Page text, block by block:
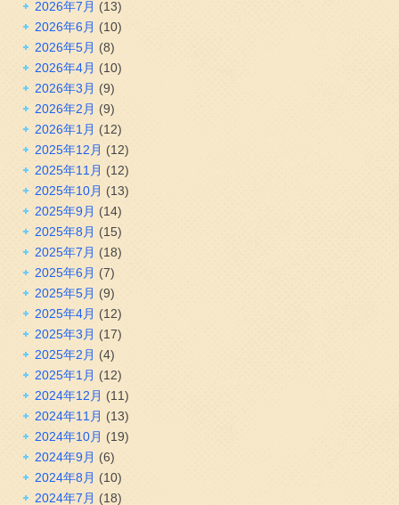
2026年7月 (13)
2026年6月 (10)
2026年5月 (8)
2026年4月 (10)
2026年3月 (9)
2026年2月 (9)
2026年1月 (12)
2025年12月 (12)
2025年11月 (12)
2025年10月 (13)
2025年9月 (14)
2025年8月 (15)
2025年7月 (18)
2025年6月 (7)
2025年5月 (9)
2025年4月 (12)
2025年3月 (17)
2025年2月 (4)
2025年1月 (12)
2024年12月 (11)
2024年11月 (13)
2024年10月 (19)
2024年9月 (6)
2024年8月 (10)
2024年7月 (18)